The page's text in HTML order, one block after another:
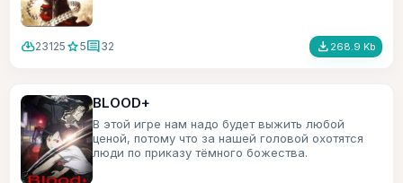
cloud_download23125 star5comment32 file_download 268.9 Kb
BLOOD+
В этой игре нам надо будет выжить любой
ценой, потому что за нашей головой охотятся
люди по приказу тёмного божества.